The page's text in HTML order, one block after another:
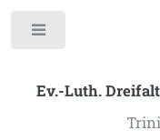
Ev.-Luth.